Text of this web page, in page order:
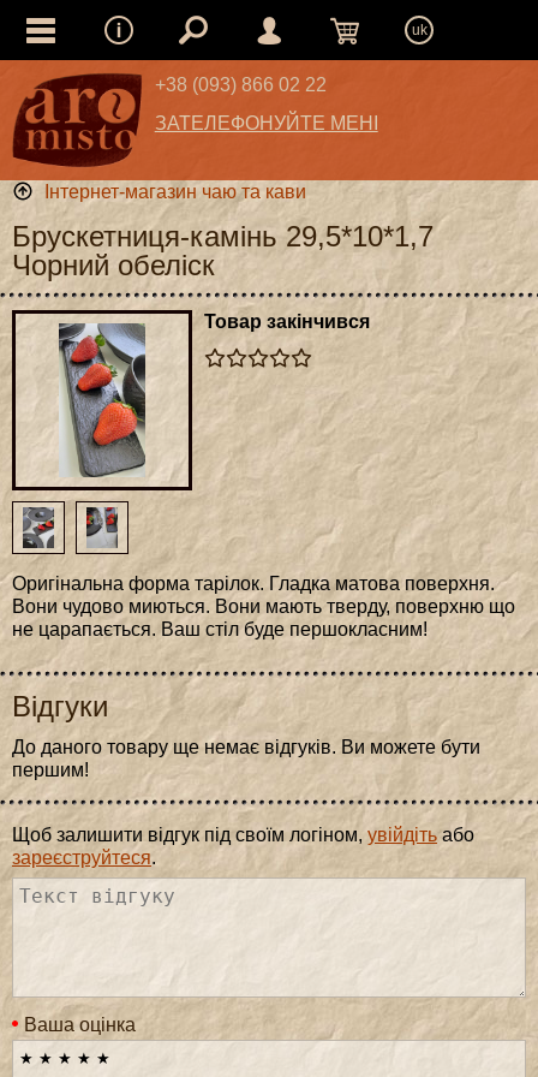
uk
+38 (093) 866 02 22
ЗАТЕЛЕФОНУЙТЕ МЕНІ
Інтернет-магазин чаю та кави
Брускетниця-камінь 29,5*10*1,7
Чорний обеліск
Товар закінчився
Оригінальна форма тарілок. Гладка матова поверхня.
Вони чудово миються. Вони мають тверду, поверхню що
не царапається. Ваш стіл буде першокласним!
Відгуки
До даного товару ще немає відгуків. Ви можете бути
першим!
Щоб залишити відгук під своїм логіном, увійдітьабо
зареєструйтеся.
Ваша оцінка